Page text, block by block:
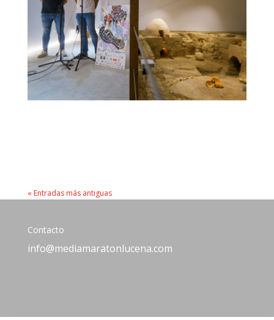
« Entradas más antiguas
Contacto
info@mediamaratonlucena.com